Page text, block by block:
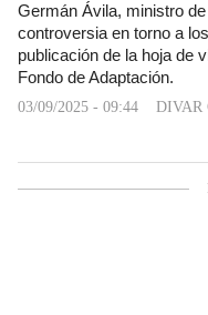
Germán Ávila, ministro
controversia en torno a
publicación de la hoja de
Fondo de Adaptación.
03/09/2025 - 09:44 DIVAR